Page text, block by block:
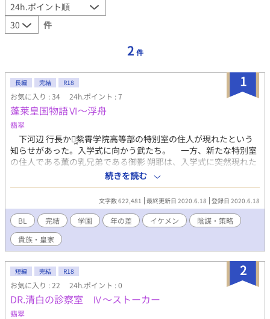
件
2 件
1
長編 完結 R18
お気に入り : 34 24h.ポイント : 7
蓬莱皇国物語Ⅵ～浮舟
翡翠
下河辺 行長から̪紫霄学院高等部の特別室の住人が現れたという
知らせがあった。入学式に向かう武たち。 一方、新たな特別室
の住人である薫の乳兄弟である御影 朔耶は、入学式に突然現れた
彼らっを警戒する。彼と彼の弟たちはずっと薫を守って来たのだ
った。 自分と同じく薫を学院都市の外に出すと武は宣言し、寄
り添っていた朔耶の人生も大きく動き出す。 同時に再び、武の
周辺に不穏な動きが復活する。 紫霄学院に隠された更なる
『闇』が、新たな仲間をも巻き込んでいく。 翻弄される彼らは
まるで水面を漂う『浮舟』のよう。
続きを読む
文字数 622,481 最終更新日 2020.6.18 登録日 2020.6.18
BL 完結 学園 年の差 イケメン
陰謀・策略
貴族・皇家
2
短編 完結 R18
お気に入り : 22 24h.ポイント : 0
DR.清白の診察室 Ⅳ～ストーカー
翡翠